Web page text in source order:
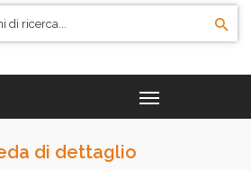
di dettaglio